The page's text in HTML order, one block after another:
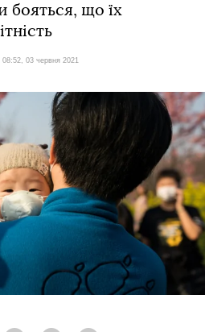
бояться, що їх
Дата:
08:52, 03 червня 2021